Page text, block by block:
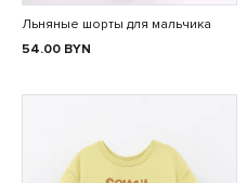
Льняные шорты для мальчика
54.00 BYN